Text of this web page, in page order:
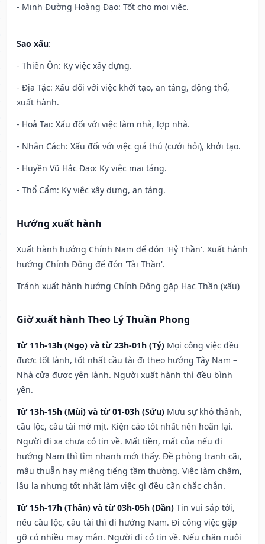
- Minh Đường Hoàng Đạo: Tốt cho mọi việc.
Sao xấu:
- Thiên Ôn: Kỵ việc xây dựng.
- Địa Tặc: Xấu đối với việc khởi tạo, an táng, động thổ,
xuất hành.
- Hoả Tai: Xấu đối với việc làm nhà, lợp nhà.
- Nhân Cách: Xấu đối với việc giá thú (cưới hỏi), khởi tạo.
- Huyền Vũ Hắc Đạo: Kỵ việc mai táng.
- Thổ Cẩm: Kỵ việc xây dựng, an táng.
Hướng xuất hành
Xuất hành hướng Chính Nam để đón 'Hỷ Thần'. Xuất hành
hướng Chính Đông để đón 'Tài Thần'.
Tránh xuất hành hướng Chính Đông gặp Hạc Thần (xấu)
Giờ xuất hành Theo Lý Thuần Phong
Từ 11h-13h (Ngọ) và từ 23h-01h (Tý) Mọi công việc đều
được tốt lành, tốt nhất cầu tài đi theo hướng Tây Nam –
Nhà cửa được yên lành. Người xuất hành thì đều bình
yên.
Từ 13h-15h (Mùi) và từ 01-03h (Sửu) Mưu sự khó thành,
cầu lộc, cầu tài mờ mịt. Kiện cáo tốt nhất nên hoãn lại.
Người đi xa chưa có tin về. Mất tiền, mất của nếu đi
hướng Nam thì tìm nhanh mới thấy. Đề phòng tranh cãi,
mâu thuẫn hay miệng tiếng tầm thường. Việc làm chậm,
lâu la nhưng tốt nhất làm việc gì đều cần chắc chắn.
Từ 15h-17h (Thân) và từ 03h-05h (Dần) Tin vui sắp tới,
nếu cầu lộc, cầu tài thì đi hướng Nam. Đi công việc gặp
gỡ có nhiều may mắn. Người đi có tin về. Nếu chăn nuôi